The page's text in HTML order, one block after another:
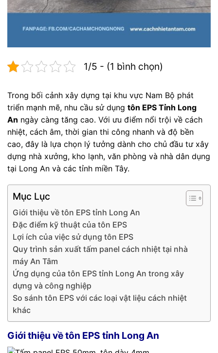
1/5 - (1 bình chọn)
Trong bối cảnh xây dựng tại khu vực Nam Bộ phát
triển mạnh mẽ, nhu cầu sử dụng tôn EPS Tỉnh Long
An ngày càng tăng cao. Với ưu điểm nổi trội về cách
nhiệt, cách âm, thời gian thi công nhanh và độ bền
cao, đây là lựa chọn lý tưởng dành cho chủ đầu tư xây
dựng nhà xưởng, kho lạnh, văn phòng và nhà dân dụng
tại Long An và các tỉnh miền Tây.
Mục Lục
Giới thiệu về tôn EPS tỉnh Long An
Đặc điểm kỹ thuật của tôn EPS
Lợi ích của việc sử dụng tôn EPS
Quy trình sản xuất tấm panel cách nhiệt tại nhà
máy An Tâm
Ứng dụng của tôn EPS tỉnh Long An trong xây
dựng và công nghiệp
So sánh tôn EPS với các loại vật liệu cách nhiệt
khác
Giới thiệu về tôn EPS tỉnh Long An